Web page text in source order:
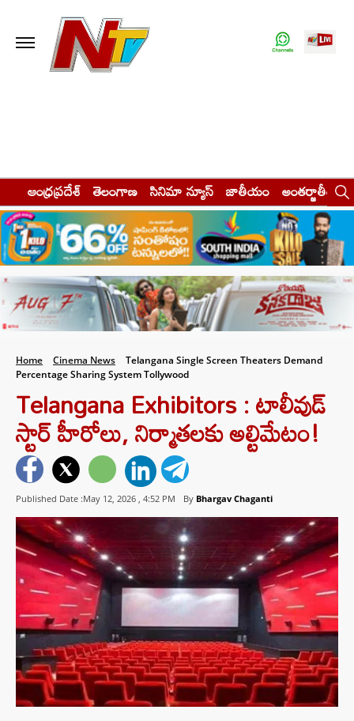
ఆంధ్రప్రదేశ్ తెలంగాణ సినిమా న్యూస్ జాతీయం అంతర్జాతీయం
Home Cinema News
Telangana Single Screen Theaters Demand
Percentage Sharing System Tollywood
Telangana Exhibitors : టాలీవుడ్
స్టార్ హీరోలు, నిర్మాతలకు అల్టిమేటం!
Published Date :May 12, 2026 , 4:52 PM By Bhargav Chaganti